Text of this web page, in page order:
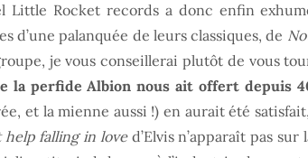
Rocket records a donc enfin
d’une palanquée de leurs classiques, de
je vous conseillerai plutôt de vous
la perfide Albion nous ait offert depuis
et la mienne aussi !) en aurait été
help falling in loved’Elvis n’apparaît pas sur